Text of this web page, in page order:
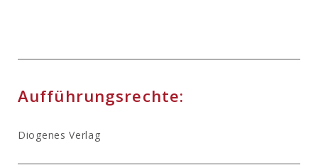
Aufführungsrechte:
Diogenes Verlag